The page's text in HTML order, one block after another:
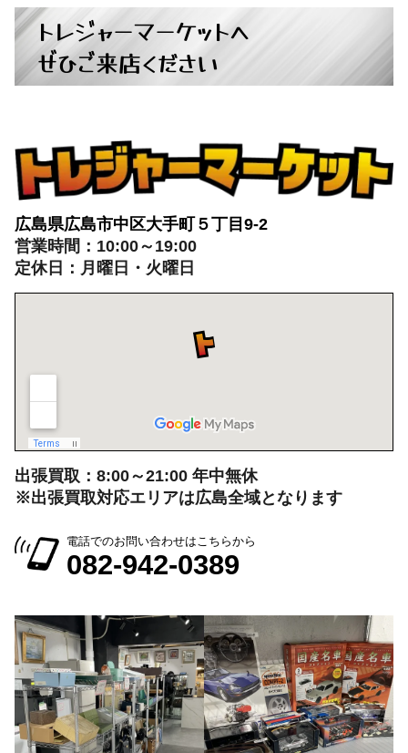
トレジャーマーケットへ
ぜひご来店ください
広島県広島市中区大手町５丁目9-2
営業時間：10:00～19:00
出張買取：8:00～21:00 年中無休
※出張買取対応エリアは広島全域となります
電話でのお問い合わせはこちらから